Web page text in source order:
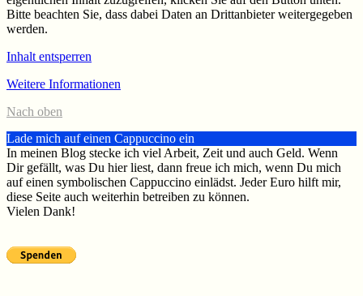
Bitte beachten Sie, dass dabei Daten an Drittanbieter weitergegeben
werden.
Inhalt entsperren
Weitere Informationen
Nach oben
Lade mich auf einen Cappuccino ein
In meinen Blog stecke ich viel Arbeit, Zeit und auch Geld. Wenn
Dir gefällt, was Du hier liest, dann freue ich mich, wenn Du mich
auf einen symbolischen Cappuccino einlädst. Jeder Euro hilft mir,
diese Seite auch weiterhin betreiben zu können.
Vielen Dank!